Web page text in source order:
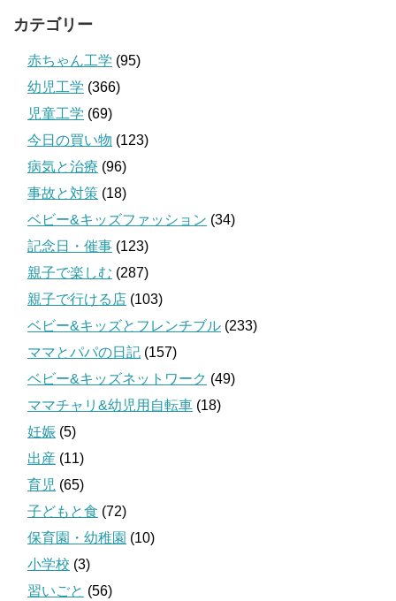
カテゴリー
赤ちゃん工学 (95)
幼児工学 (366)
児童工学 (69)
今日の買い物 (123)
病気と治療 (96)
事故と対策 (18)
ベビー&キッズファッション (34)
記念日・催事 (123)
親子で楽しむ (287)
親子で行ける店 (103)
ベビー&キッズとフレンチブル (233)
ママとパパの日記 (157)
ベビー&キッズネットワーク (49)
ママチャリ&幼児用自転車 (18)
妊娠 (5)
出産 (11)
育児 (65)
子どもと食 (72)
保育園・幼稚園 (10)
小学校 (3)
習いごと (56)